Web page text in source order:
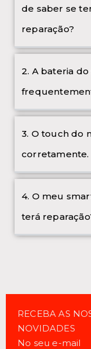
de saber se
reparação?
2. A bateria
3. O touch do
corretamente.
4. O meu
terá
RECEBA AS
NOVIDADES
No seu e-mail